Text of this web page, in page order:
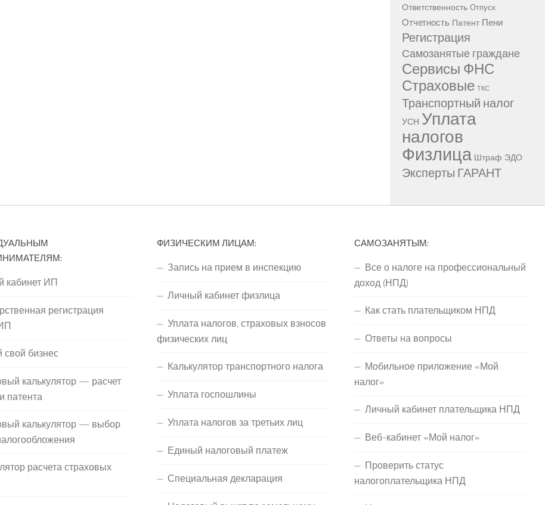
Ответственность Отпуск
Отчетность Патент Пени
Регистрация
Самозанятые граждане
Сервисы ФНС
Страховые ТКС
Транспортный налог
УСН Уплата
налогов
Физлица Штраф ЭДО
Эксперты ГАРАНТ
кабинет ИП
регистрация
свой бизнес
калькулятор — расчет
патента
калькулятор — выбор
расчета страховых
ФИЗИЧЕСКИМ ЛИЦАМ:
Запись на прием в инспекцию
Личный кабинет физлица
Уплата налогов, страховых взносов
физических лиц
Калькулятор транспортного налога
Уплата госпошлины
Уплата налогов за третьих лиц
Единый налоговый платеж
Специальная декларация
САМОЗАНЯТЫМ:
Все о налоге на профессиональный
доход (НПД)
Как стать плательщиком НПД
Ответы на вопросы
Мобильное приложение «Мой
налог»
Личный кабинет плательщика НПД
Веб-кабинет «Мой налог»
Проверить статус
налогоплательщика НПД